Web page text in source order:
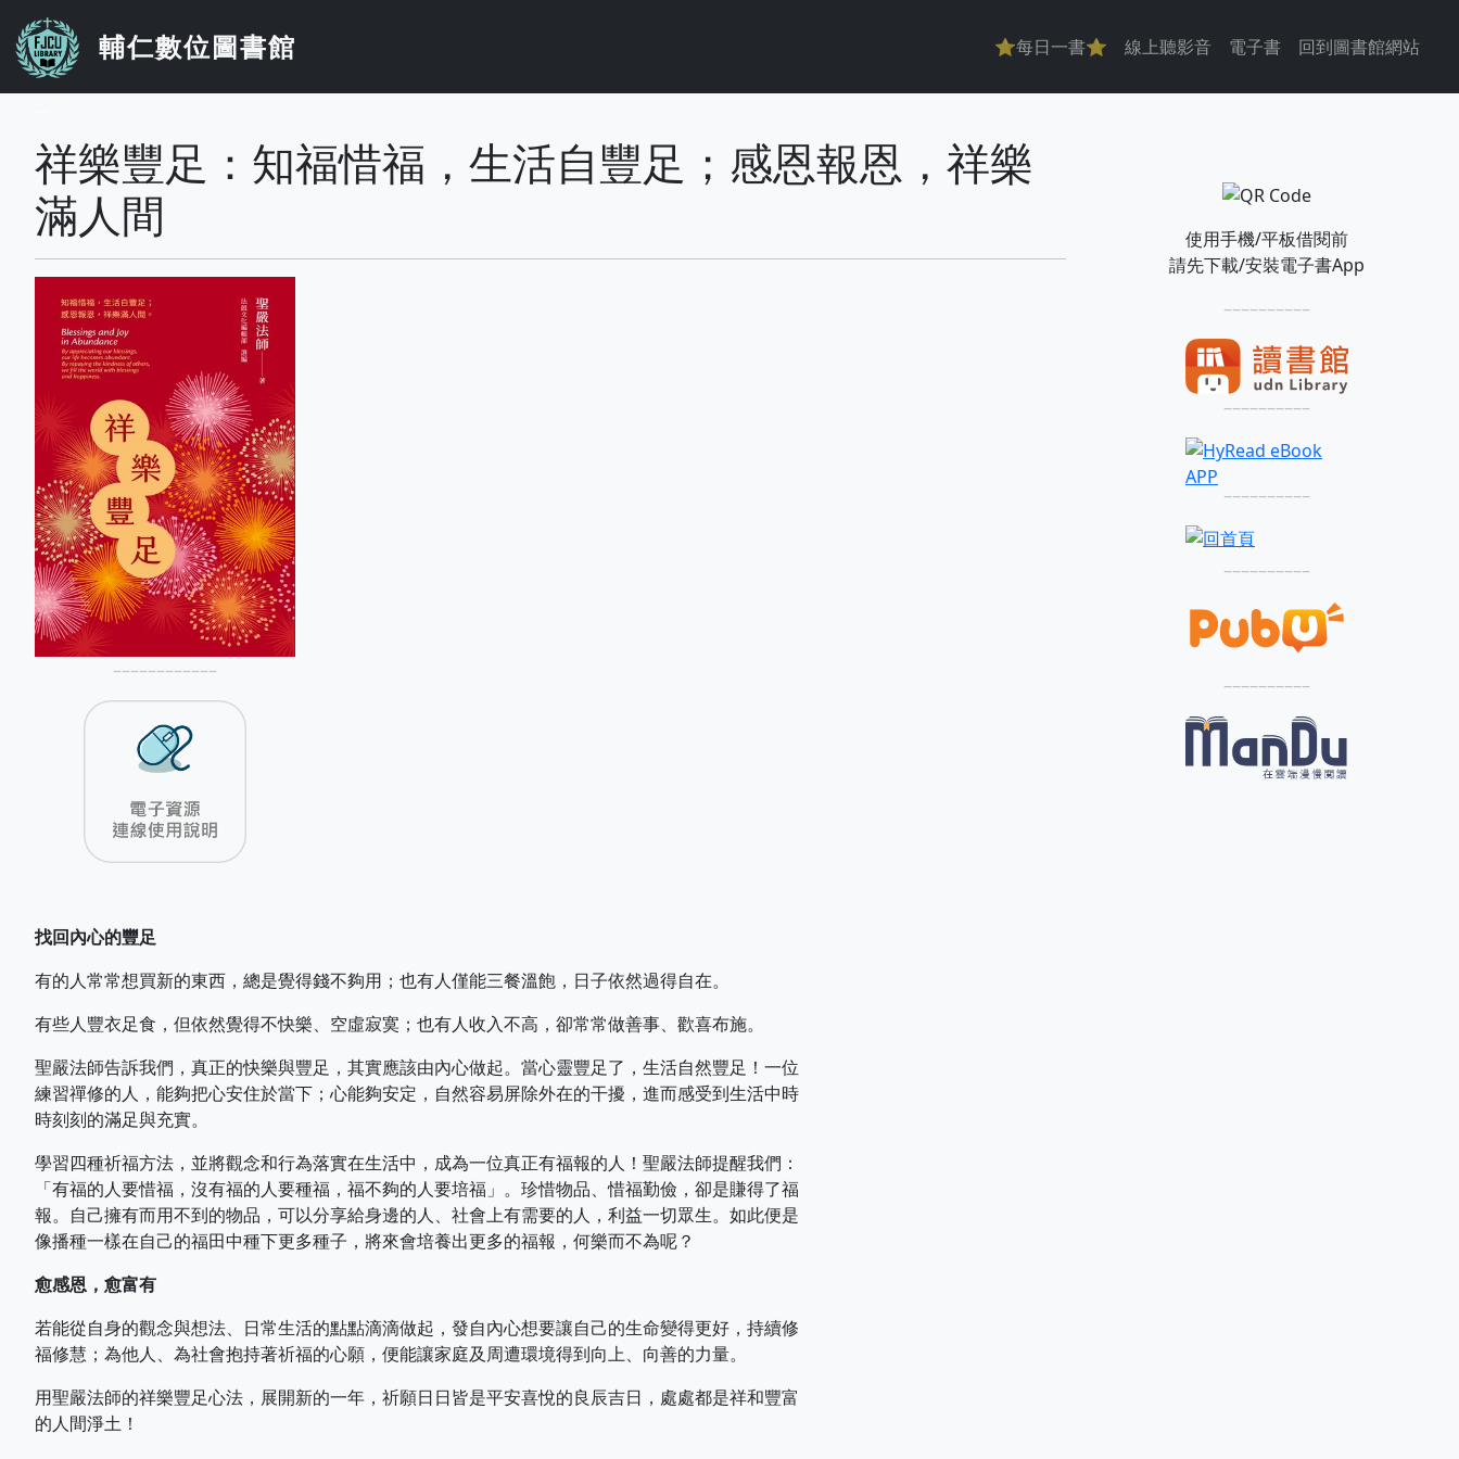
移至主內容
輔仁數位圖書館 主導覽
⭐每日一書⭐ 線上聽影音 電子書 回到圖書館網站
祥樂豐足：知福惜福，生活自豐足；感恩報恩，祥樂
滿人間
––––––––––––
找回內心的豐足
有的人常常想買新的東西，總是覺得錢不夠用；也有人僅能三餐溫飽，日子依然過得自在。
有些人豐衣足食，但依然覺得不快樂、空虛寂寞；也有人收入不高，卻常常做善事、歡喜布施。
聖嚴法師告訴我們，真正的快樂與豐足，其實應該由內心做起。當心靈豐足了，生活自然豐足！一位
練習禪修的人，能夠把心安住於當下；心能夠安定，自然容易屏除外在的干擾，進而感受到生活中時
時刻刻的滿足與充實。
學習四種祈福方法，並將觀念和行為落實在生活中，成為一位真正有福報的人！聖嚴法師提醒我們：
「有福的人要惜福，沒有福的人要種福，福不夠的人要培福」。珍惜物品、惜福勤儉，卻是賺得了福
報。自己擁有而用不到的物品，可以分享給身邊的人、社會上有需要的人，利益一切眾生。如此便是
像播種一樣在自己的福田中種下更多種子，將來會培養出更多的福報，何樂而不為呢？
愈感恩，愈富有
若能從自身的觀念與想法、日常生活的點點滴滴做起，發自內心想要讓自己的生命變得更好，持續修
福修慧；為他人、為社會抱持著祈福的心願，便能讓家庭及周遭環境得到向上、向善的力量。
用聖嚴法師的祥樂豐足心法，展開新的一年，祈願日日皆是平安喜悅的良辰吉日，處處都是祥和豐富
的人間淨土！
使用手機/平板借閱前
請先下載/安裝電子書App
––––––––––
––––––––––
––––––––––
––––––––––
––––––––––